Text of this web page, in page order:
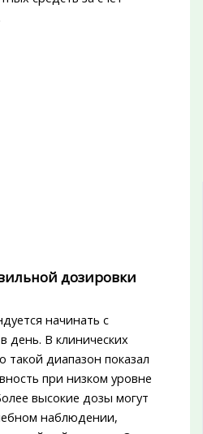
дозировки
начинать с
день. В клинических
такой диапазон показал
при низком уровне
высокие дозы могут
наблюдении,